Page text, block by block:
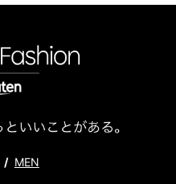
/ MEN